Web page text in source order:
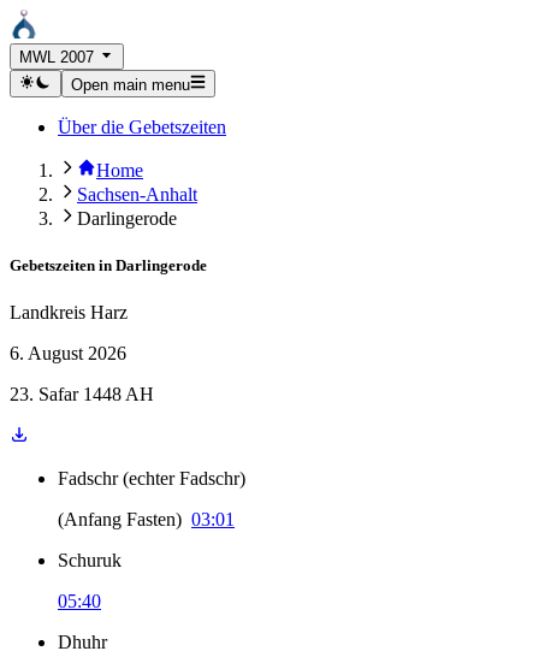
MWL 2007
Open main menu
Über die Gebetszeiten
Home
Sachsen-Anhalt
Darlingerode
Gebetszeiten in Darlingerode
Landkreis Harz
6. August 2026
23. Safar 1448 AH
Fadschr (echter Fadschr)
(Anfang Fasten) 03:01
Schuruk
05:40
Dhuhr